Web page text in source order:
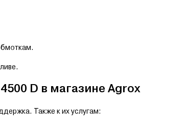
D в магазине Agrox
Также к их услугам: